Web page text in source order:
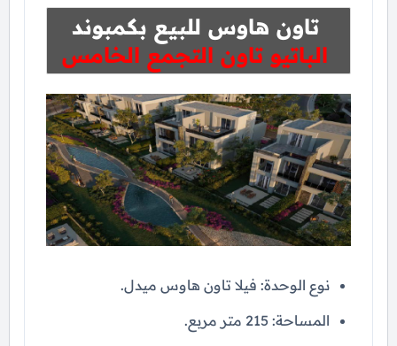
تاون هاوس للبيع بكمبوند
الباتيو تاون التجمع الخامس
نوع الوحدة: فيلا تاون هاوس ميدل.
المساحة: 215 متر مربع.